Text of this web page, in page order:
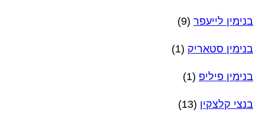
בנימין לייעפר (9)
בנימין סטאריק (1)
בנימין פיליפ (1)
בנצי קלצקין (13)